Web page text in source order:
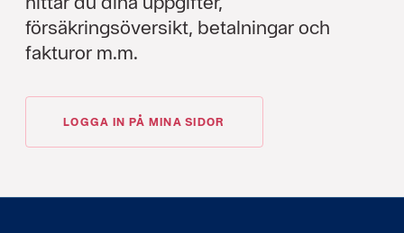
försäkringsöversikt, betalningar och
fakturor m.m.
LOGGA IN PÅ MINA SIDOR